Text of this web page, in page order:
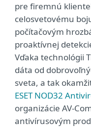
pre firemnú
celosvetovému
počítačovým
proaktívnej
Vďaka technológii
dáta od
sveta, a tak
ESET NOD32
organizácie AV-
antivírusovým